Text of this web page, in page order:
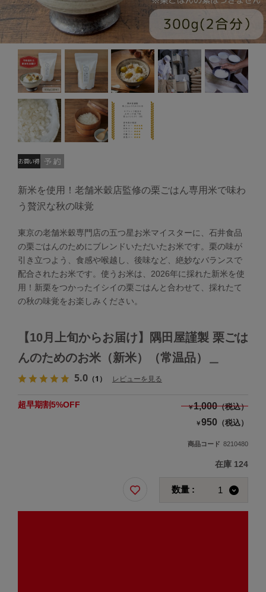
新米を使用！老舗米穀店監修の栗ごはん専用米で味わ
う贅沢な秋の味覚
東京の老舗米穀専門店の五つ星お米マイスターに、石井食品
の栗ごはんのためにブレンドいただいたお米です。栗の味が
引き立つよう、食感や喉越し、後味など、絶妙なバランスで
配合されたお米です。使うお米は、2026年に採れた新米を使
用！新栗をつかったイシイの栗ごはんと合わせて、採れたて
の秋の味覚をお楽しみください。
【10月上旬からお届け】隅田屋謹製 栗ごは
んのためのお米（新米）（常温品）＿
5.0（1） レビューを見る
超早期割5%OFF ￥1,000（税込）
￥950 （税込）
商品コード 8210480
在庫 124
数量 :